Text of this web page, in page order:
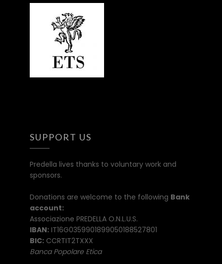
SUPPORT US
Predella lives thanks to voluntary work and
sponsors.
Donations are welcome to the following Bank
account:
Associazione PREDELLA O.N.L.U.S.
IBAN: IT16G0359901899050188527801
BIC: CCRTIT2TXXX
Banca Popolare Etica